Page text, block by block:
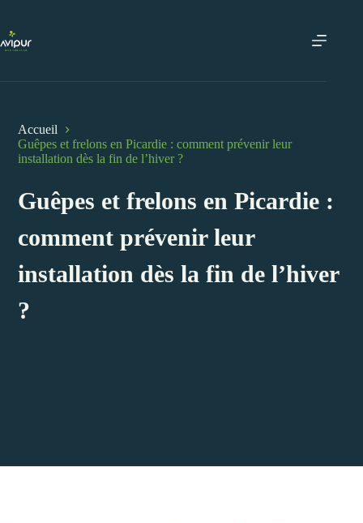
contenu
Accueil
Guêpes et frelons en Picardie : comment prévenir leur
installation dès la fin de l’hiver ?
Guêpes et frelons en Picardie :
comment prévenir leur
installation dès la fin de l’hiver
?